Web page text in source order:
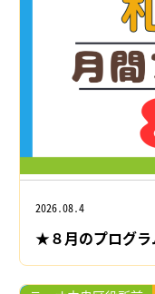
2026.08.4
★８月のプログラ